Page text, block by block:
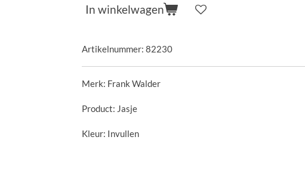
In winkelwagen
Artikelnummer: 82230
Merk: Frank Walder
Product: Jasje
Kleur: Invullen